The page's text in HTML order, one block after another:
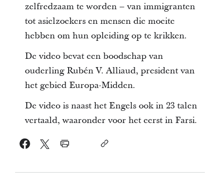
zelfredzaam te worden – van immigranten
tot asielzoekers en mensen die moeite
hebben om hun opleiding op te krikken.
De video bevat een boodschap van
ouderling Rubén V. Alliaud, president van
het gebied Europa-Midden.
De video is naast het Engels ook in 23 talen
vertaald, waaronder voor het eerst in Farsi.